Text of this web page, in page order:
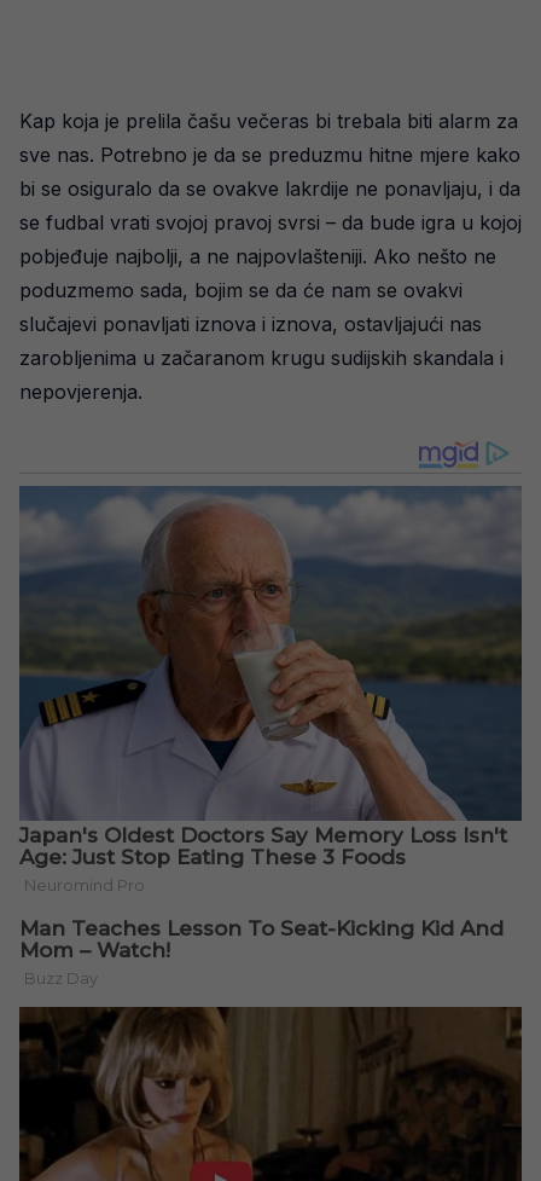
Kap koja je prelila čašu večeras bi trebala biti alarm za
sve nas. Potrebno je da se preduzmu hitne mjere kako
bi se osiguralo da se ovakve lakrdije ne ponavljaju, i da
se fudbal vrati svojoj pravoj svrsi – da bude igra u kojoj
pobjeđuje najbolji, a ne najpovlašteniji. Ako nešto ne
poduzmemo sada, bojim se da će nam se ovakvi
slučajevi ponavljati iznova i iznova, ostavljajući nas
zarobljenima u začaranom krugu sudijskih skandala i
nepovjerenja.